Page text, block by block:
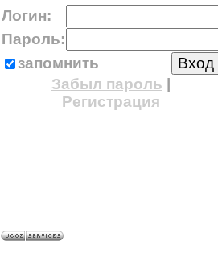
Логин:
Пароль:
запомнить
Забыл пароль
Регистрация